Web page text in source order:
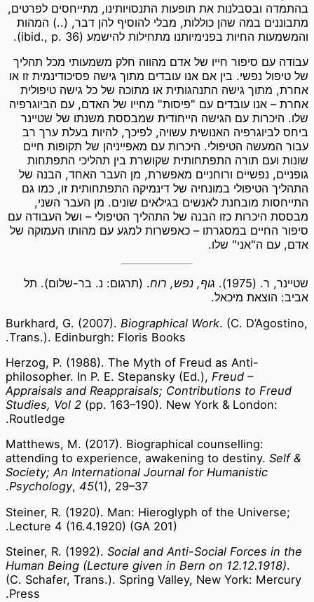
בהתמדה ובסבלנות את תופעות התנסויותינו, מתייחסים לפרטים,
מתבוננים במה שהן כוללות, מבלי להוסיף להן דבר, (..) המהות
והמשמעות החיות בפנימיותנו מתחילות להישמע (ibid., p. 36).
עבודה עם סיפור חייו של אדם מהווה חלק משמעותי מכל תהליך
של טיפול נפשי. בין אם אנו עובדים מתוך גישה פסיכודינמית זו או
אחרת, מתוך גישה התנהגותית או מתוכה של כל גישה טיפולית
אחרת – אנו עובדים עם "פיסות" מחייו של האדם, עם הביוגרפיה
שלו. היכרות עם הגישה הייחודית שמבססת משנתו של שטיינר
ביחס לביוגרפיה האנושית עשויה, לפיכך, להיות בעלת ערך רב
עבור המעשה הטיפולי. היכרות עם מאפייניהן של תקופות חיים
שונות ועם תורה התפתחותית שקושרת בין תהליכי התפתחות
גופניים, נפשיים ורוחניים מאפשרת, מן העבר האחד, הבנה של
התהליך הטיפולי במונחיה של דינמיקה התפתחותית זו, כמו גם
התייחסות מובחנת לאנשים בגילאים שונים. מן העבר השני,
מבססת היכרות כזו הבנה של התהליך הטיפולי – ושל העבודה עם
סיפור החיים במסגרתו – כאפשרות למגע עם מהותו העמוקה של
אדם, עם ה"אני" שלו.
שטיינר, ר. (1975). גוף, נפש, רוח. (תרגום: נ. בר-שלום). תל
אביב: הוצאת מיכאל.
Burkhard, G. (2007). Biographical Work. (C. D’Agostino,
Trans.). Edinburgh: Floris Books.
Herzog, P. (1988). The Myth of Freud as Anti-
philosopher. In P. E. Stepansky (Ed.), Freud –
Appraisals and Reappraisals; Contributions to Freud
Studies, Vol 2 (pp. 163–190). New York & London:
Routledge.
Matthews, M. (2017). Biographical counselling:
attending to experience, awakening to destiny. Self &
Society; An International Journal for Humanistic
Psychology, 45(1), 29–37.
Steiner, R. (1920). Man: Hieroglyph of the Universe;
Lecture 4 (16.4.1920) (GA 201).
Steiner, R. (1992). Social and Anti-Social Forces in the
Human Being (Lecture given in Bern on 12.12.1918).
(C. Schafer, Trans.). Spring Valley, New York: Mercury
Press.